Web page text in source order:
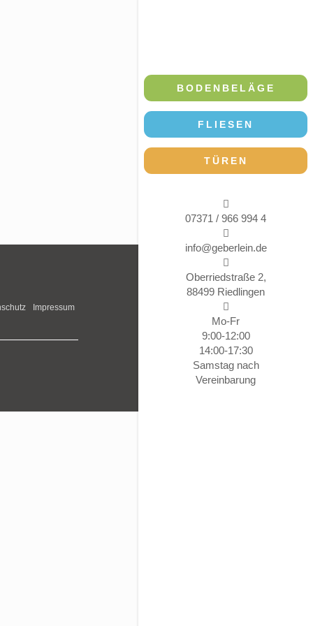
BODENBELÄGE
FLIESEN
TÜREN
07371 / 966 994 4
info@geberlein.de
Oberriedstraße 2,
88499 Riedlingen
Мо-Fr
9:00-12:00
14:00-17:30
Samstag nach
Vereinbarung
Impressum